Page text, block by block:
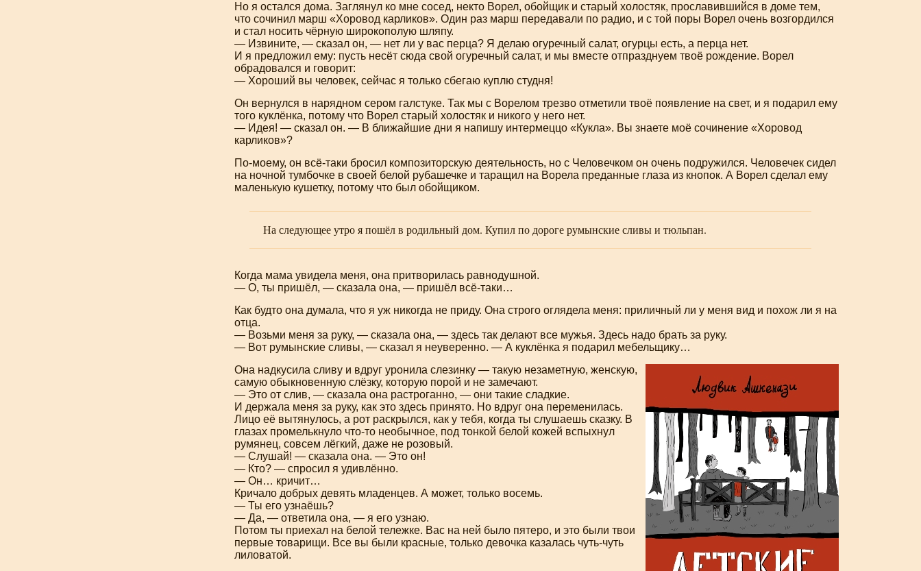
Но я остался дома. Заглянул ко мне сосед, некто Ворел, обойщик и старый холостяк, прославившийся в доме тем,
что сочинил марш «Хоровод карликов». Один раз марш передавали по радио, и с той поры Ворел очень возгордился
и стал носить чёрную широкополую шляпу.
— Извините, — сказал он, — нет ли у вас перца? Я делаю огуречный салат, огурцы есть, а перца нет.
И я предложил ему: пусть несёт сюда свой огуречный салат, и мы вместе отпразднуем твоё рождение. Ворел
обрадовался и говорит:
— Хороший вы человек, сейчас я только сбегаю куплю студня!
Он вернулся в нарядном сером галстуке. Так мы с Ворелом трезво отметили твоё появление на свет, и я подарил ему
того куклёнка, потому что Ворел старый холостяк и никого у него нет.
— Идея! — сказал он. — В ближайшие дни я напишу интермеццо «Кукла». Вы знаете моё сочинение «Хоровод
карликов»?
По-моему, он всё-таки бросил композиторскую деятельность, но с Человечком он очень подружился. Человечек сидел
на ночной тумбочке в своей белой рубашечке и таращил на Ворела преданные глаза из кнопок. А Ворел сделал ему
маленькую кушетку, потому что был обойщиком.
На следующее утро я пошёл в родильный дом. Купил по дороге румынские сливы и тюльпан.
Когда мама увидела меня, она притворилась равнодушной.
— О, ты пришёл, — сказала она, — пришёл всё-таки…
Как будто она думала, что я уж никогда не приду. Она строго оглядела меня: приличный ли у меня вид и похож ли я на
отца.
— Возьми меня за руку, — сказала она, — здесь так делают все мужья. Здесь надо брать за руку.
— Вот румынские сливы, — сказал я неуверенно. — А куклёнка я подарил мебельщику…
Она надкусила сливу и вдруг уронила слезинку — такую незаметную, женскую,
самую обыкновенную слёзку, которую порой и не замечают.
— Это от слив, — сказала она растроганно, — они такие сладкие.
И держала меня за руку, как это здесь принято. Но вдруг она переменилась.
Лицо её вытянулось, а рот раскрылся, как у тебя, когда ты слушаешь сказку. В
глазах промелькнуло что-то необычное, под тонкой белой кожей вспыхнул
румянец, совсем лёгкий, даже не розовый.
— Слушай! — сказала она. — Это он!
— Кто? — спросил я удивлённо.
— Он… кричит…
Кричало добрых девять младенцев. А может, только восемь.
— Ты его узнаёшь?
— Да, — ответила она, — я его узнаю.
Потом ты приехал на белой тележке. Вас на ней было пятеро, и это были твои
первые товарищи. Все вы были красные, только девочка казалась чуть-чуть
лиловатой.